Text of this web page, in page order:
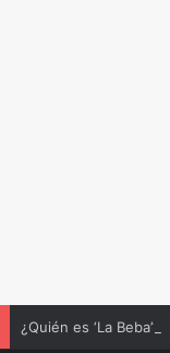
¿Quién es ‘La